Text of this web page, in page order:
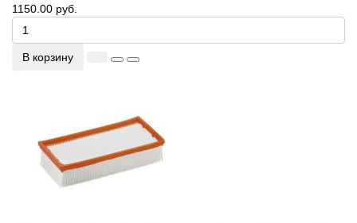
1150.00 руб.
В корзину